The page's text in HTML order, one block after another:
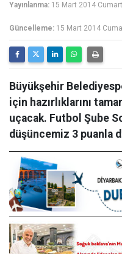
Yayınlanma: 15 Mart 2014
Güncelleme: 15 Mart 2014
Büyükşehir
için hazırlıklarını
uçacak. Futbol Şube
düşüncemiz 3 puanla